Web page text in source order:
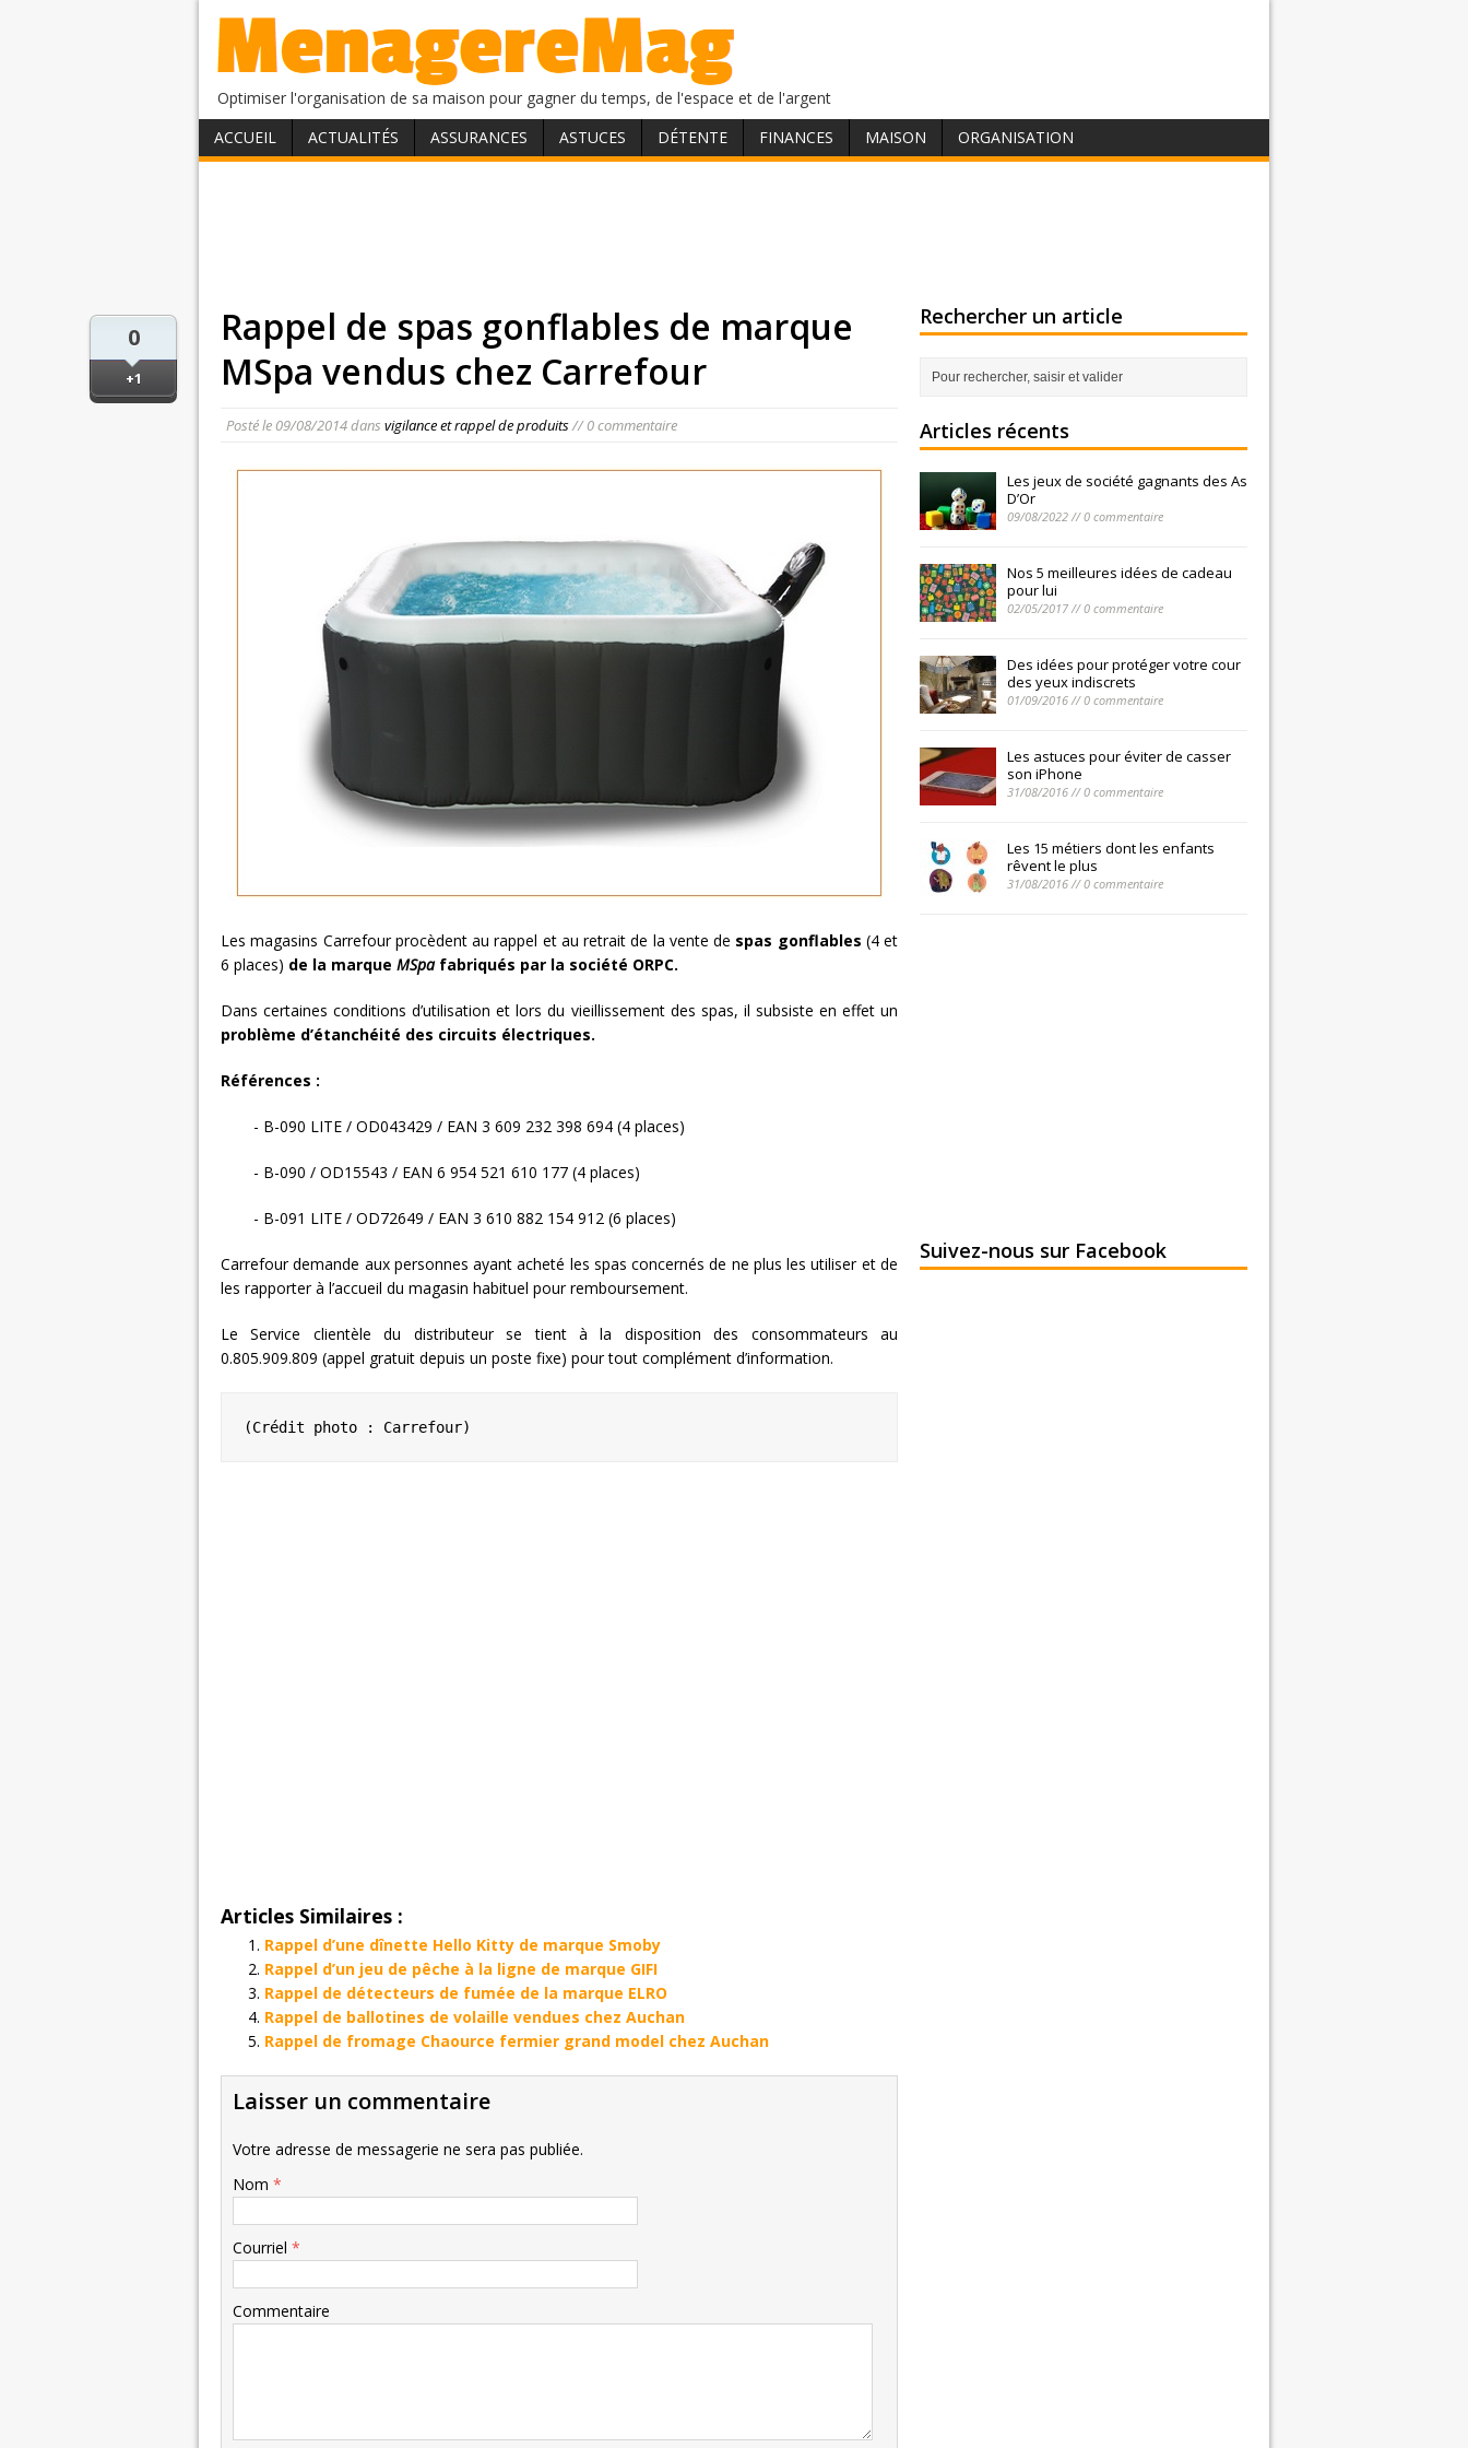
Optimiser l'organisation de sa maison pour gagner du temps, de l'espace et de l'argent
ACCUEIL
ACTUALITÉS ASSURANCES ASTUCES DÉTENTE FINANCES MAISON ORGANISATION
0
+1
Rappel de spas gonflables de marque
MSpa vendus chez Carrefour
Posté le 09/08/2014dans vigilance et rappel de produits// 0 commentaire
Les magasins Carrefour procèdent au rappel et au retrait de la vente de spas gonflables (4 et
6 places) de la marque MSpafabriqués par la société ORPC.
Dans certaines conditions d’utilisation et lors du vieillissement des spas, il subsiste en effet un
problème d’étanchéité des circuits électriques.
Références :
- B-090 LITE / OD043429 / EAN 3 609 232 398 694 (4 places)
- B-090 / OD15543 / EAN 6 954 521 610 177 (4 places)
- B-091 LITE / OD72649 / EAN 3 610 882 154 912 (6 places)
Carrefour demande aux personnes ayant acheté les spas concernés de ne plus les utiliser et de
les rapporter à l’accueil du magasin habituel pour remboursement.
Le Service clientèle du distributeur se tient à la disposition des consommateurs au
0.805.909.809 (appel gratuit depuis un poste fixe) pour tout complément d’information.
(Crédit photo : Carrefour)
Articles Similaires :
Rappel d’une dînette Hello Kitty de marque Smoby
Rappel d’un jeu de pêche à la ligne de marque GIFI
Rappel de détecteurs de fumée de la marque ELRO
Rappel de ballotines de volaille vendues chez Auchan
Rappel de fromage Chaource fermier grand model chez Auchan
Laisser un commentaire
Votre adresse de messagerie ne sera pas publiée.
Nom *
Courriel *
Commentaire
Rechercher un article
Articles récents
Les jeux de société gagnants des As
D’Or
09/08/2022 // 0 commentaire
Nos 5 meilleures idées de cadeau
pour lui
02/05/2017 // 0 commentaire
Des idées pour protéger votre cour
des yeux indiscrets
01/09/2016 // 0 commentaire
Les astuces pour éviter de casser
son iPhone
31/08/2016 // 0 commentaire
Les 15 métiers dont les enfants
rêvent le plus
31/08/2016 // 0 commentaire
Suivez-nous sur Facebook